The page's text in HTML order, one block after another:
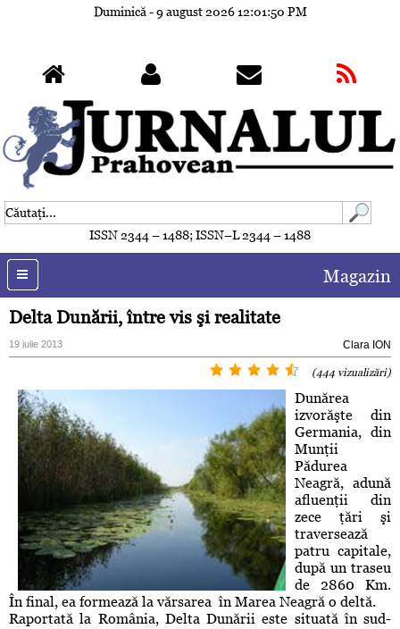
Duminică - 9 august 202612:01:53 PM
ISSN 2344 – 1488; ISSN–L 2344 – 1488
Magazin
Delta Dunării, între vis şi realitate
19 iulie 2013 Clara ION
(444 vizualizări)
Dunărea
izvorăşte din
Germania, din
Munţii
Pădurea
Neagră, adună
afluenţii din
zece ţări şi
traversează
patru capitale,
după un traseu
de 2860 Km.
În final, ea formează la vărsarea în Marea Neagră o deltă.
Raportată la România, Delta Dunării este situată în sud-